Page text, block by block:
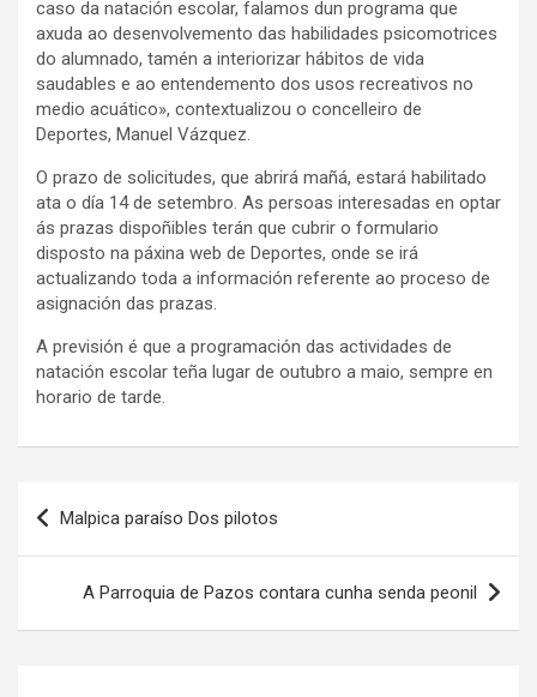
caso da natación escolar, falamos dun programa que
axuda ao desenvolvemento das habilidades psicomotrices
do alumnado, tamén a interiorizar hábitos de vida
saudables e ao entendemento dos usos recreativos no
medio acuático», contextualizou o concelleiro de
Deportes, Manuel Vázquez.
O prazo de solicitudes, que abrirá mañá, estará habilitado
ata o día 14 de setembro. As persoas interesadas en optar
ás prazas dispoñibles terán que cubrir o formulario
disposto na páxina web de Deportes, onde se irá
actualizando toda a información referente ao proceso de
asignación das prazas.
A previsión é que a programación das actividades de
natación escolar teña lugar de outubro a maio, sempre en
horario de tarde.
Navegación
de
entradas
Malpica paraíso Dos pilotos
A Parroquia de Pazos contara cunha senda peonil